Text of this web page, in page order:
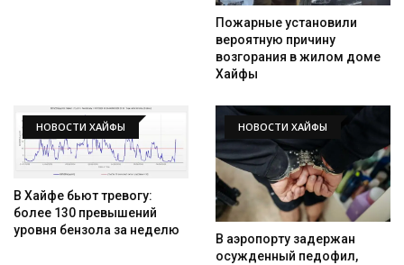
Пожарные установили
вероятную причину
возгорания в жилом доме
Хайфы
НОВОСТИ ХАЙФЫ
В Хайфе бьют тревогу:
более 130 превышений
уровня бензола за неделю
НОВОСТИ ХАЙФЫ
В аэропорту задержан
осужденный педофил,